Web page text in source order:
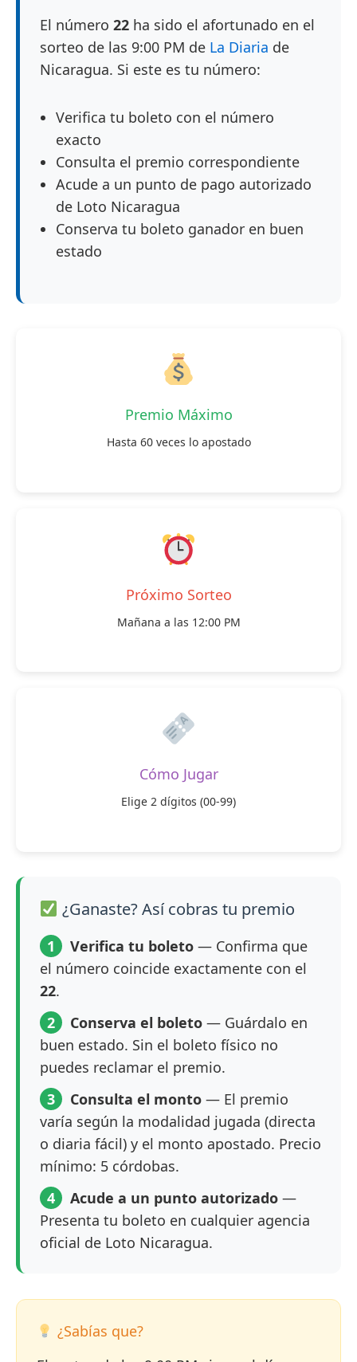
El número 22 ha sido el afortunado en el
sorteo de las 9:00 PM de La Diaria de
Nicaragua. Si este es tu número:
Verifica tu boleto con el número
exacto
Consulta el premio correspondiente
Acude a un punto de pago autorizado
de Loto Nicaragua
Conserva tu boleto ganador en buen
estado
Premio Máximo
Hasta 60 veces lo apostado
Próximo Sorteo
Mañana a las 12:00 PM
Cómo Jugar
Elige 2 dígitos (00-99)
¿Ganaste? Así cobras tu premio
1 Verifica tu boleto — Confirma que
el número coincide exactamente con el
22.
2
Conserva el boleto — Guárdalo en
buen estado. Sin el boleto físico no
puedes reclamar el premio.
3
Consulta el monto — El premio
varía según la modalidad jugada (directa
o diaria fácil) y el monto apostado. Precio
mínimo: 5 córdobas.
4
Acude a un punto autorizado —
Presenta tu boleto en cualquier agencia
oficial de Loto Nicaragua.
¿Sabías que?